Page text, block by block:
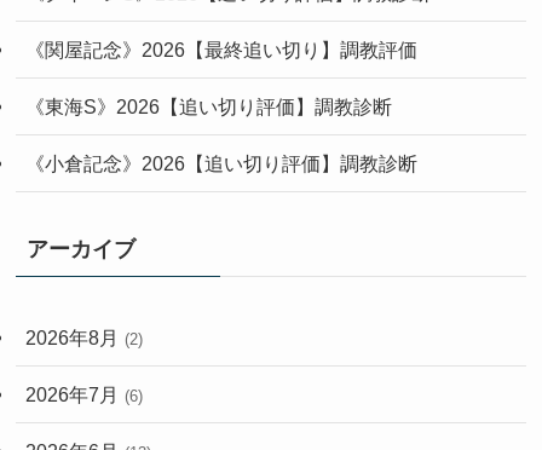
《関屋記念》2026【最終追い切り】調教評価
《東海S》2026【追い切り評価】調教診断
《小倉記念》2026【追い切り評価】調教診断
アーカイブ
2026年8月 (2)
2026年7月 (6)